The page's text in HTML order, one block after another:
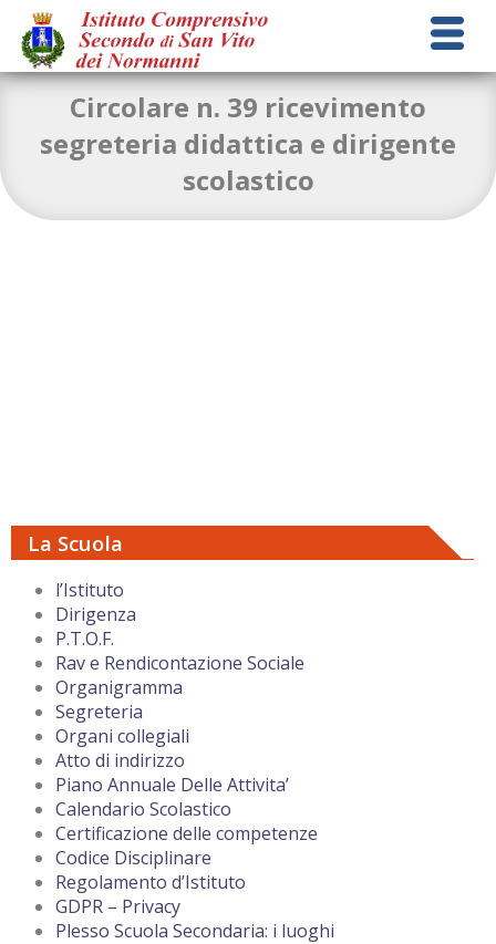
La Scuola
l’Istituto
Dirigenza
P.T.O.F.
Rav e Rendicontazione Sociale
Organigramma
Segreteria
Organi collegiali
Atto di indirizzo
Piano Annuale Delle Attivita’
Calendario Scolastico
Certificazione delle competenze
Codice Disciplinare
Regolamento d’Istituto
GDPR – Privacy
Plesso Scuola Secondaria: i luoghi
Circolare n. 39 ricevimento
segreteria didattica e dirigente
scolastico